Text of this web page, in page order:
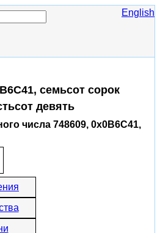
English
семьсот сорок
девять
числа 748609, 0x0B6C41,